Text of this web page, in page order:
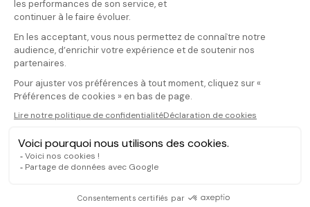
Donnez votre avis
Votre note
Votre commentaire
Il faut vous connecter pour
publier un avis
CONNEXION